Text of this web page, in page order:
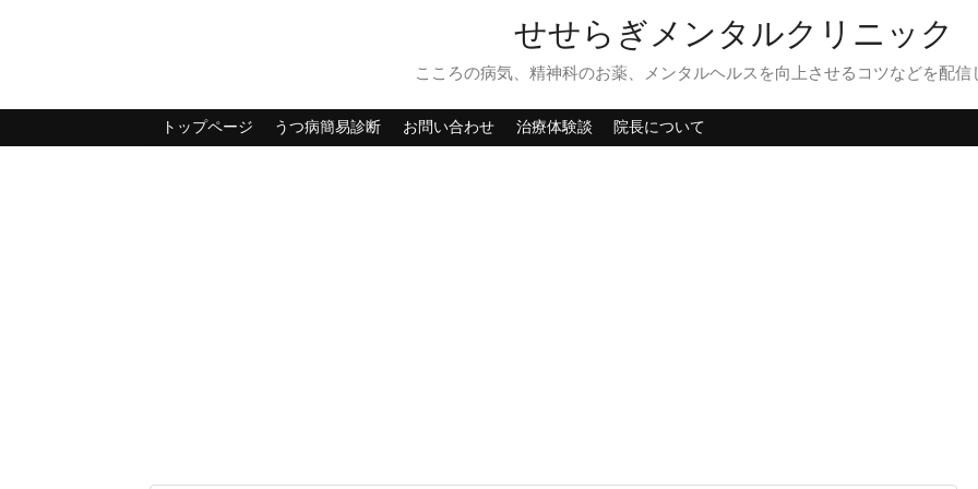
せせらぎメンタルクリニック
こころの病気、精神科のお薬、メンタルヘルスを向上させるコツなどを配信
トップページ うつ病簡易診断 お問い合わせ 治療体験談 院長について